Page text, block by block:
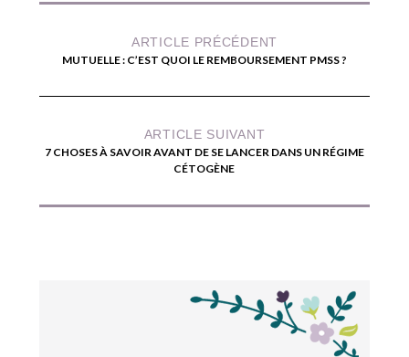
ARTICLE PRÉCÉDENT
MUTUELLE : C’EST QUOI LE REMBOURSEMENT PMSS ?
ARTICLE SUIVANT
7 CHOSES À SAVOIR AVANT DE SE LANCER DANS UN RÉGIME
CÉTOGÈNE